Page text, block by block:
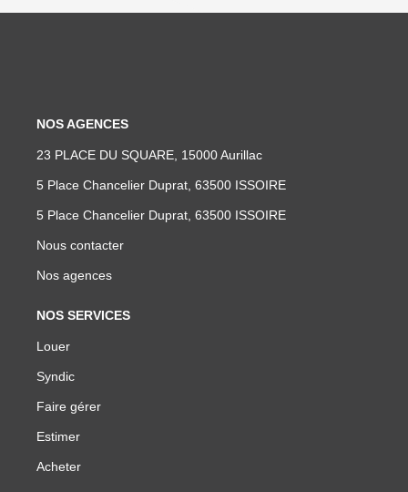
NOS AGENCES
23 PLACE DU SQUARE, 15000 Aurillac
5 Place Chancelier Duprat, 63500 ISSOIRE
5 Place Chancelier Duprat, 63500 ISSOIRE
Nous contacter
Nos agences
NOS SERVICES
Louer
Syndic
Faire gérer
Estimer
Acheter